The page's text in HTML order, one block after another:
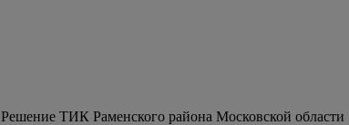
Решение ТИК Раменского района Московской области